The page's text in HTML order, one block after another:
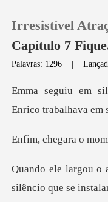
Sair
Irresistível
Capítulo 7
Palavras: 1296 |
Enri
a o
silênci